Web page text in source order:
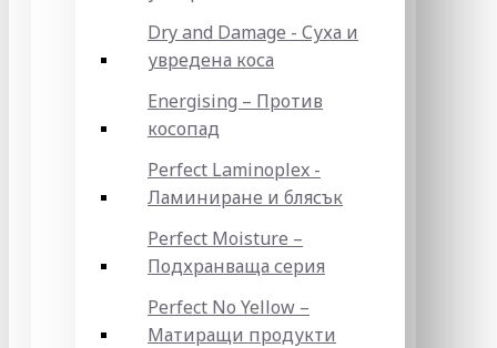
Dry and Damage - Суха и
увредена коса
Energising – Против
косопад
Perfect Laminoplex -
Ламиниране и блясък
Perfect Moisture –
Подхранваща серия
Perfect No Yellow –
Матиращи продукти